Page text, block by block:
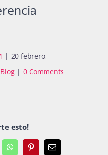
| 20 febrero,
Blog | 0 Comments
esto!
WhatsAppPinterestEmail